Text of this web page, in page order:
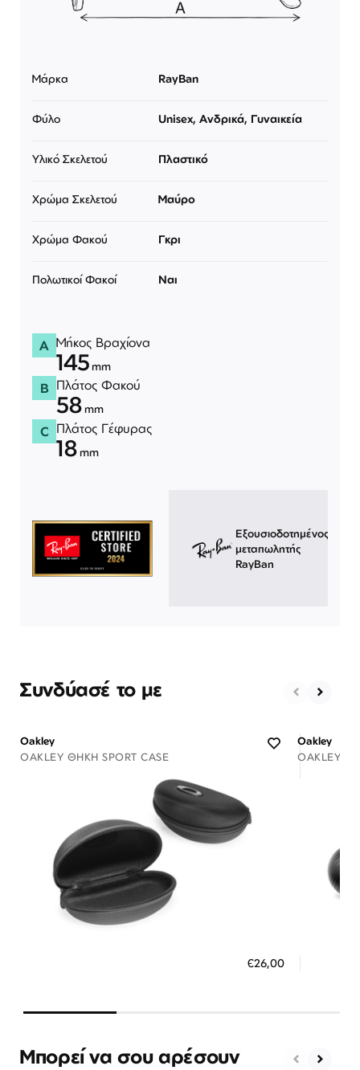
Μάρκα RayBan
Φύλο Unisex, Ανδρικά, Γυναικεία
Υλικό Σκελετού Πλαστικό
Χρώμα Σκελετού Μαύρο
Χρώμα Φακού Γκρι
Πολωτικοί Φακοί Ναι
A Μήκος Βραχίονα
145 mm
B Πλάτος Φακού
58mm
C Πλάτος Γέφυρας
18mm
Εξουσιοδοτημένος
μεταπωλητής
RayBan
Συνδύασέ το με
Oakley
OAKLEY ΘΉΚΗ SPORT CASE
€26,00
Διαθέσιμο
Oakley
OAKLEY
Μπορεί να σου αρέσουν